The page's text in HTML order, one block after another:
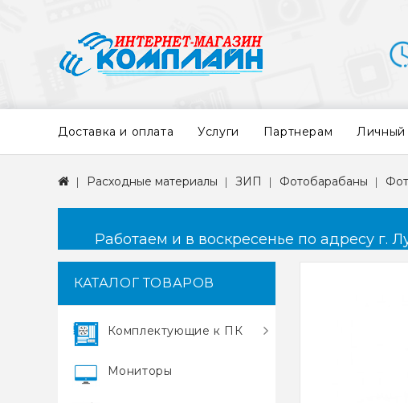
Доставка и оплата Услуги Партнерам Личный
Расходные материалы ЗИП Фотобарабаны
Работаем и в воскресенье по адресу г.
КАТАЛОГ ТОВАРОВ
Комплектующие к ПК
Мониторы